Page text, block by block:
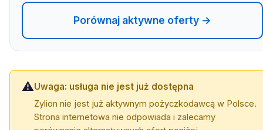
Porównaj aktywne oferty →
⚠️Uwaga: usługa nie jest już dostępna
Zylion nie jest już aktywnym pożyczkodawcą w Polsce.
Strona internetowa nie odpowiada i zalecamy